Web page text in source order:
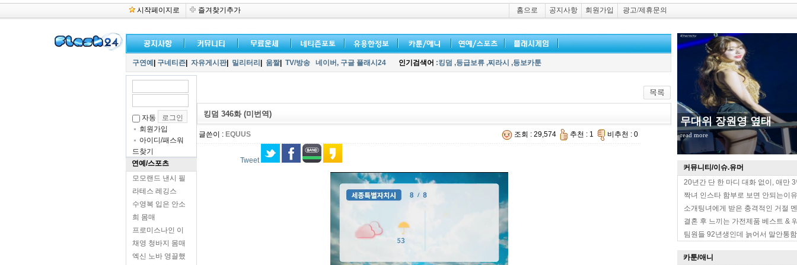
시작페이지로 즐겨찾기추가 홈으로 공지사항 회원가입 광고/제휴문의
무대위 장원영 옆태
read more
커뮤니티/이슈.유머
20년간 단 한 마디 대화 없이, 애만
짝녀 인스타 함부로 보면 안되는이유
소개팅녀에게 받은 충격적인 거절
결혼 후 느끼는 가전제품 베스트 &
팀원들 92년생인데 늙어서 말안통
카툰/애니
구연예 구네티즌 자유게시판| 밀리터리 움짤| TV/방송 네이버, 구글 플래시24 인기검색어 :킹덤 ,등급보류 ,찌라시 ,등보카툰
자동
회원가입
아이디/패스워
드찾기
연예/스포츠
모모랜드 낸시 필
라테스 레깅스
수영복 입은 안소
희 몸매
프로미스나인 이
채영 청바지 몸매
엑신 노바 영끌했
킹덤 346화 (미번역)
글쓴이 : EQUUS 조회 : 29,574 추천 : 1 비추천 : 0
Tweet